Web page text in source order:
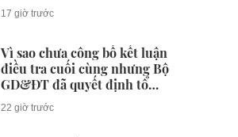
17 giờ trước
Vì sao chưa công bố kết luận
điều tra cuối cùng nhưng Bộ
GD&ĐT đã quyết định tổ
chức thi lại?
22 giờ trước